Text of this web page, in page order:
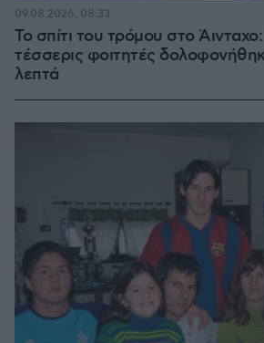
Το σπίτι του τρόμου στο
τέσσερις φοιτητές
λεπτά
09.08.2026, 08:33